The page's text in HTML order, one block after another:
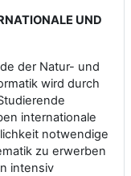
UND
der Natur- und
wird durch
internationale
notwendige
zu erwerben
intensiv